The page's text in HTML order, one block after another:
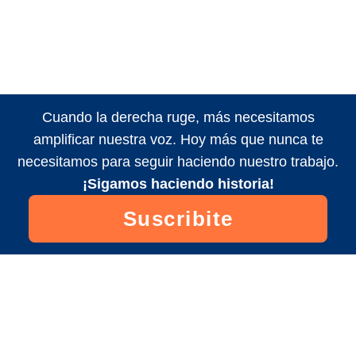
Cuando la derecha ruge, más necesitamos
amplificar nuestra voz. Hoy más que nunca te
necesitamos para seguir haciendo nuestro trabajo.
¡Sigamos haciendo historia!
Suscribite